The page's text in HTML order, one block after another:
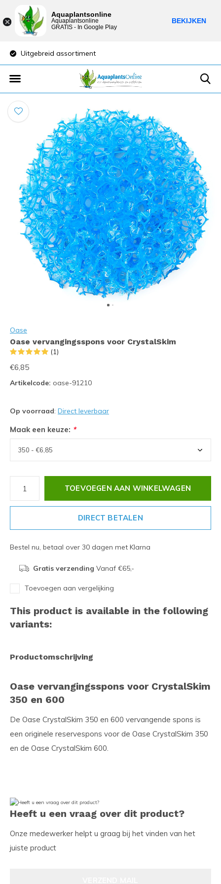
Uitgebreid assortiment
Oase
Oase vervangingsspons voor CrystalSkim
(1)
€6,85
Artikelcode: oase-91210
Op voorraad: Direct leverbaar
Maak een keuze: *
TOEVOEGEN AAN WINKELWAGEN
DIRECT BETALEN
Bestel nu, betaal over 30 dagen met Klarna
Gratis verzending Vanaf €65,-
Toevoegen aan vergelijking
This product is available in the following
variants:
Productomschrijving
Oase vervangingsspons voor CrystalSkim
350 en 600
De Oase CrystalSkim 350 en 600 vervangende spons is
een originele reservespons voor de Oase CrystalSkim 350
en de Oase CrystalSkim 600.
Heeft u een vraag over dit product?
Onze medewerker helpt u graag bij het vinden van het
juiste product
Aquaplantsonline
Aquaplantsonline
GRATIS - In Google Play
BEKIJKEN